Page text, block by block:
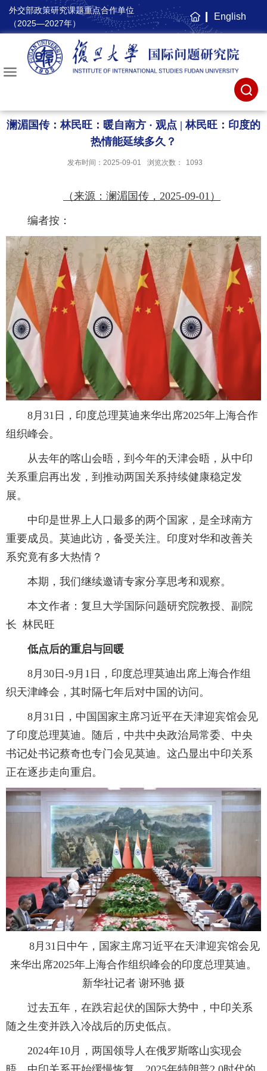
外交部政策研究课题重点合作单位
（2025—2027年）
主
页
English
澜湄国传：林民旺：暖自南方 · 观点 | 林民旺：印度的
热情能延续多久？
发布时间：2025-09-01 浏览次数： 1093
（来源：澜湄国传，2025-09-01）
编者按：
8月31日，印度总理莫迪来华出席2025年上海合作
组织峰会。
从去年的喀山会晤，到今年的天津会晤，从中印
关系重启再出发，到推动两国关系持续健康稳定发
展。
中印是世界上人口最多的两个国家，是全球南方
重要成员。莫迪此访，备受关注。印度对华和改善关
系究竟有多大热情？
本期，我们继续邀请专家分享思考和观察。
本文作者：复旦大学国际问题研究院教授、副院
长 林民旺
低点后的重启与回暖
8月30日-9月1日，印度总理莫迪出席上海合作组
织天津峰会，其时隔七年后对中国的访问。
8月31日，中国国家主席习近平在天津迎宾馆会见
了印度总理莫迪。随后，中共中央政治局常委、中央
书记处书记蔡奇也专门会见莫迪。这凸显出中印关系
正在逐步走向重启。
8月31日中午，国家主席习近平在天津迎宾馆会见
来华出席2025年上海合作组织峰会的印度总理莫迪。
新华社记者 谢环驰 摄
过去五年，在跌宕起伏的国际大势中，中印关系
随之生变并跌入冷战后的历史低点。
2024年10月，两国领导人在俄罗斯喀山实现会